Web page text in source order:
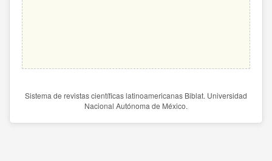
Sistema de revistas científicas latinoamericanas Biblat. Universidad
Nacional Autónoma de México.